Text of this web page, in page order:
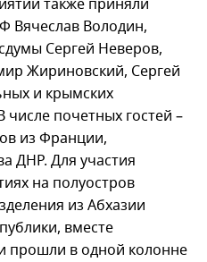
также приняли
Вячеслав Володин,
Сергей Неверов,
Жириновский, Сергей
и крымских
числе почетных гостей –
из Франции,
ДНР. Для участия
на полуостров
из Абхазии
вместе
прошли в одной колонне